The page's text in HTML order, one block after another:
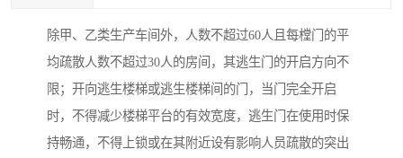
除甲、乙类生产车间外，人数不超过60人且每樘门的平
均疏散人数不超过30人的房间，其逃生门的开启方向不
限；开向逃生楼梯或逃生楼梯间的门，当门完全开启
时，不得减少楼梯平台的有效宽度，逃生门在使用时保
持畅通，不得上锁或在其附近设有影响人员疏散的突出